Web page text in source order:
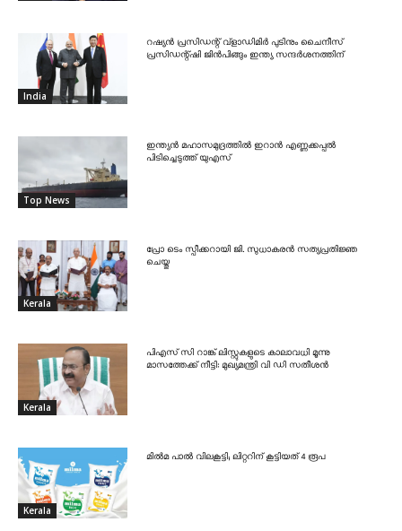
India
റഷ്യൻ പ്രസിഡന്റ് വ്‌ളാഡിമിർ പുടിനും ചൈനീസ്
പ്രസിഡന്റ്ഷി ജിൻപിങ്ങും ഇന്ത്യ സന്ദർശനത്തിന്
Top News
ഇന്ത്യൻ മഹാസമുദ്രത്തിൽ ഇറാൻ എണ്ണക്കപ്പൽ
പിടിച്ചെടുത്ത് യുഎസ്
Kerala
പ്രോ ടെം സ്പീക്കറായി ജി. സുധാകരൻ സത്യപ്രതിജ്ഞ
ചെയ്തു
Kerala
പിഎസ് സി റാങ്ക് ലിസ്റ്റുകളുടെ കാലാവധി മൂന്നു
മാസത്തേക്ക് നീട്ടി: മുഖ്യമന്ത്രി വി ഡി സതീശൻ
Kerala
മിൽമ പാൽ വിലകൂട്ടി; ലിറ്ററിന് കൂട്ടിയത് 4 രൂപ